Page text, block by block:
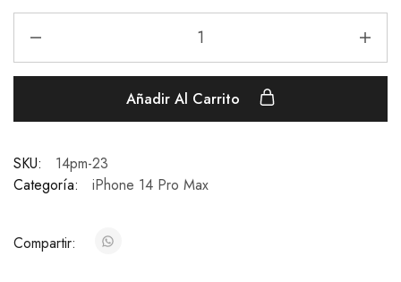
Añadir Al Carrito
SKU:
14pm-23
Categoría:
iPhone 14 Pro Max
Compartir: